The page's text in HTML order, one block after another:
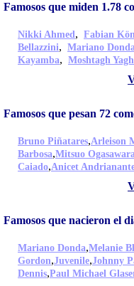
Famosos que miden 1.78
Nikki Ahmed, Fabian
Bellazzini, Mariano
Kayamba, Moshtagh
Famosos que pesan 72
Bruno Piñatares,Arleison
Barbosa,Mitsuo
Caiado,Anicet
Famosos que nacieron el
Mariano Donda,Melanie
Gordon,Juvenile,Johnny
Dennis,Paul Michael